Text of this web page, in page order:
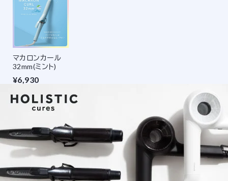
マカロンカール
32mm(ミント)
¥6,930